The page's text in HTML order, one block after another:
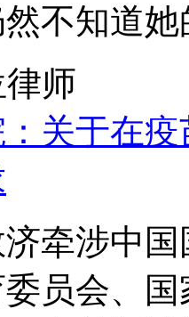
不知道
师
关于在
牵涉中
员会、